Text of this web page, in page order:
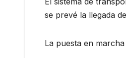
se prevé la llegada
La puesta en